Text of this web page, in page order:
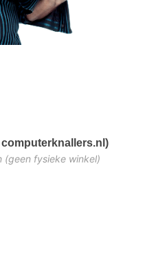
(geen fysieke winkel)